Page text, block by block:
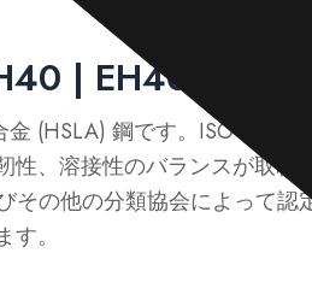
| EH40 | FH40
(HSLA) 鋼です。ISO 630 お
、溶接性のバランスが取れ
の他の分類協会によって認
。